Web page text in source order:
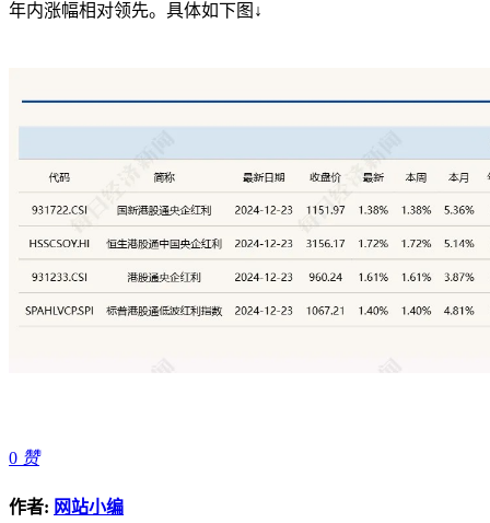
年内涨幅相对领先。具体如下图↓
0 赞
作者: 网站小编